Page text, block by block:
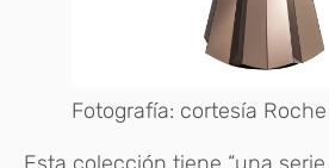
Fotografía: cortesía
Esta colección tiene “una serie